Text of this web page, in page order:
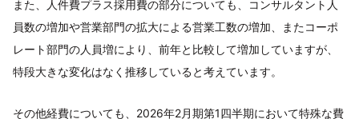
また、人件費プラス採用費の部分についても、コンサルタント人
員数の増加や営業部門の拡大による営業工数の増加、またコーポ
レート部門の人員増により、前年と比較して増加していますが、
特段大きな変化はなく推移していると考えています。
その他経費についても、2026年2月期第1四半期において特殊な費